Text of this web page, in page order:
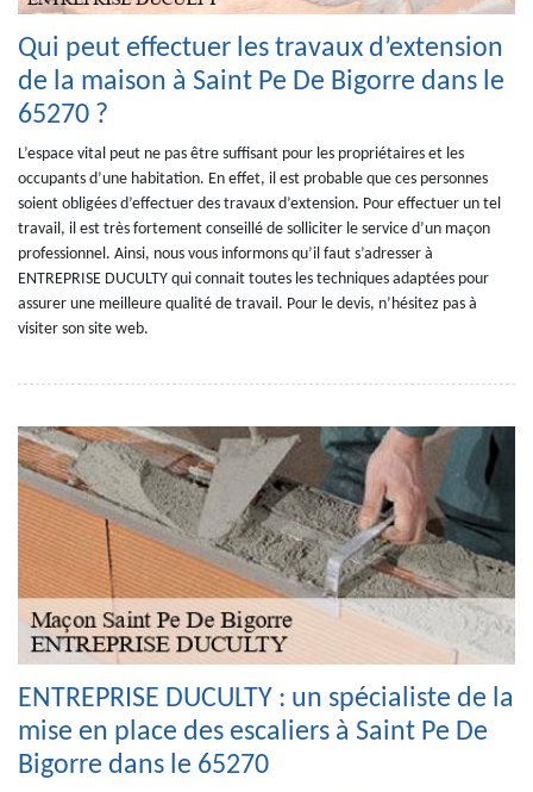
Qui peut effectuer les travaux d’extension
de la maison à Saint Pe De Bigorre dans le
65270 ?
L’espace vital peut ne pas être suffisant pour les propriétaires et les
occupants d’une habitation. En effet, il est probable que ces personnes
soient obligées d’effectuer des travaux d’extension. Pour effectuer un tel
travail, il est très fortement conseillé de solliciter le service d’un maçon
professionnel. Ainsi, nous vous informons qu’il faut s’adresser à
ENTREPRISE DUCULTY qui connait toutes les techniques adaptées pour
assurer une meilleure qualité de travail. Pour le devis, n’hésitez pas à
visiter son site web.
ENTREPRISE DUCULTY : un spécialiste de la
mise en place des escaliers à Saint Pe De
Bigorre dans le 65270